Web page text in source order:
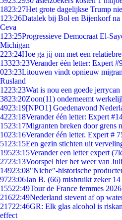
1823:27Het grote dagelijkse Trump
1 23:26Datalek bij Bol en Bijenkorf na
Ceva
1 23:25Progressieve Democraat El-
Michigan
223:24Hoe ga jij om met een
13323:23Verander één letter: Expert
023:23Litouwen vindt opnieuw
Rusland
1223:23Wat is nou een goede
3823:20Zoon(11) onderneemt
4923:19[NPO1] Goedenavond
4223:18Verander één letter: Expert
1523:17Migranten breken door grens
1023:16Verander één letter. Expert #
51 23:15Een gezin stichten uit
19523:15Verander een letter expert
2723:13Voorspel hier het weer van
14923:08"Niche"-historische
9723:06Jan B. (66) misbruikt zeker 14
15522:49Tour de France femmes
21622:49Nederland stevent af op
21722:46GR: Elk glas alcohol is
effect